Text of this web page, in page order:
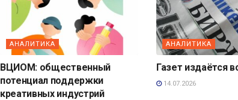
АНАЛИТИКА
ВЦИОМ: общественный
потенциал поддержки
креативных индустрий
АНАЛИТИКА
Газет издаётся
14.07.2026